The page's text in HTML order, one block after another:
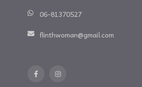
06-81370527
flinthwoman@gmail.com